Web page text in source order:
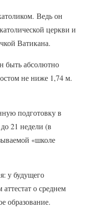
Ведь он
церкви и
Ватикана.
быть абсолютно
не ниже 1,74 м.
подготовку в
21 недели (в
«школе
у будущего
о среднем
образование.